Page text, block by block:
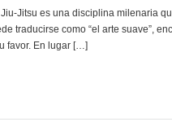
Jitsu es una disciplina milenaria
traducirse como “el arte suave”,
favor. En lugar […]